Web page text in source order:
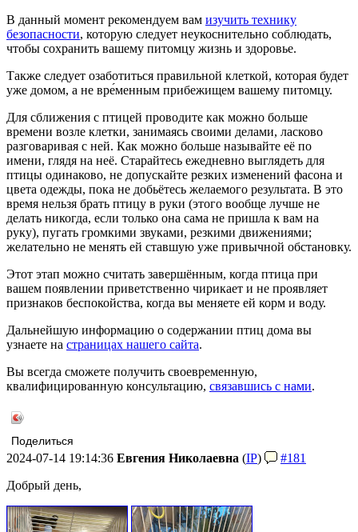
В данный момент рекомендуем вам изучить технику
безопасности, которую следует неукоснительно соблюдать,
чтобы сохранить вашему питомцу жизнь и здоровье.
Также следует озаботиться правильной клеткой, которая будет
уже домом, а не вре́менным прибежищем вашему питомцу.
Для сближения с птицей проводите как можно больше
времени возле клетки, занимаясь своими делами, ласково
разговаривая с ней. Как можно больше называйте её по
имени, глядя на неё. Старайтесь ежедневно выглядеть для
птицы одинаково, не допускайте резких изменений фасона и
цвета одежды, пока не добьётесь желаемого результата. В это
время нельзя брать птицу в руки (этого вообще лучше не
делать никогда, если только она сама не пришла к вам на
руку), пугать громкими звуками, резкими движениями;
желательно не менять ей ставшую уже привычной обстановку.
Этот этап можно считать завершённым, когда птица при
вашем появлении приветственно чирикает и не проявляет
признаков беспокойства, когда вы меняете ей корм и воду.
Дальнейшую информацию о содержании птиц дома вы
узнаете на страницах нашего сайта.
Вы всегда сможете получить своевременную,
квалифицированную консультацию, связавшись с нами.
Поделиться
2024-07-14 19:14:36 Евгения Николаевна (IP)
#181
Добрый день,